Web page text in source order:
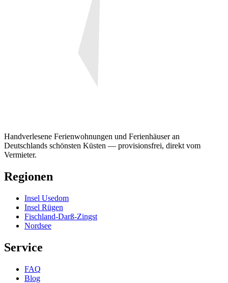
Handverlesene Ferienwohnungen und Ferienhäuser an
Deutschlands schönsten Küsten — provisionsfrei, direkt vom
Vermieter.
Regionen
Insel Usedom
Insel Rügen
Fischland-Darß-Zingst
Nordsee
Service
FAQ
Blog